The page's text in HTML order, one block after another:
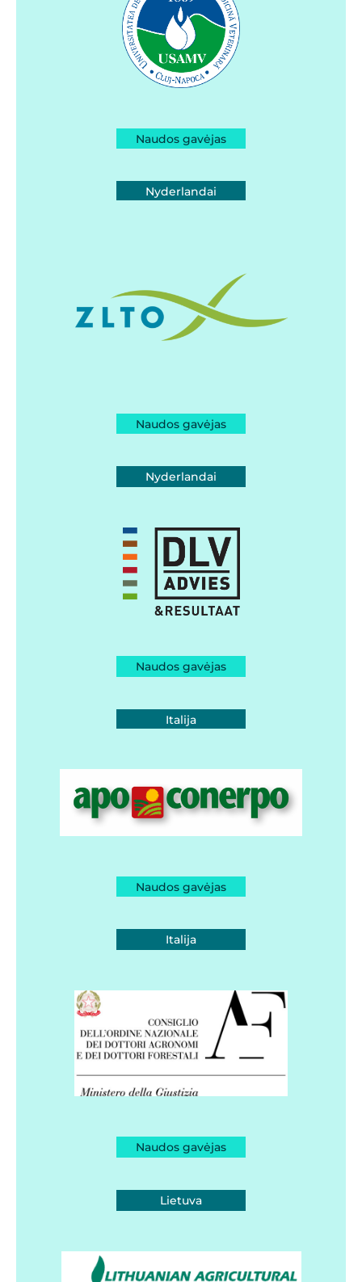
Naudos gavėjas
Nyderlandai
Naudos gavėjas
Nyderlandai
Naudos gavėjas
Italija
Naudos gavėjas
Italija
Naudos gavėjas
Lietuva